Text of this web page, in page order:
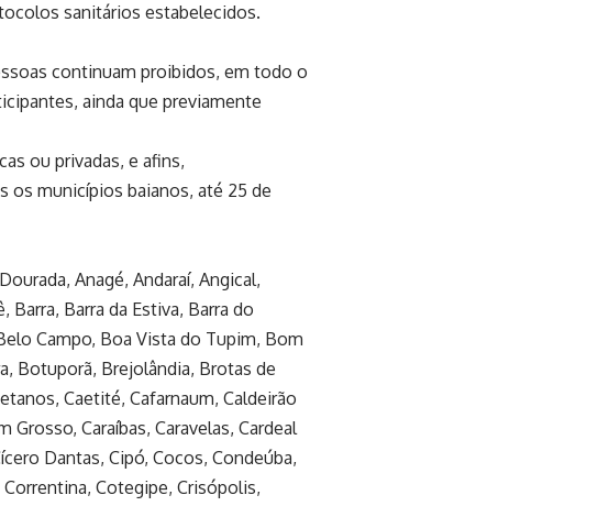
sanitários estabelecidos.
continuam proibidos, em todo o
ainda que previamente
ou privadas, e afins,
municípios baianos, até 25 de
Anagé, Andaraí, Angical,
Barra, Barra da Estiva, Barra do
Campo, Boa Vista do Tupim, Bom
Botuporã, Brejolândia, Brotas de
Caetité, Cafarnaum, Caldeirão
Grosso, Caraíbas, Caravelas, Cardeal
Dantas, Cipó, Cocos, Condeúba,
Cotegipe, Crisópolis,